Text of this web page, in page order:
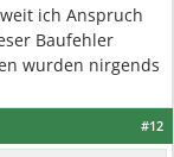
ich Anspruch
Baufehler
wurden nirgends
#12